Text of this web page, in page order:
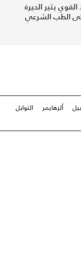
يثير الحيرة
الطب الشرعي
ألزهايمر
التوابل